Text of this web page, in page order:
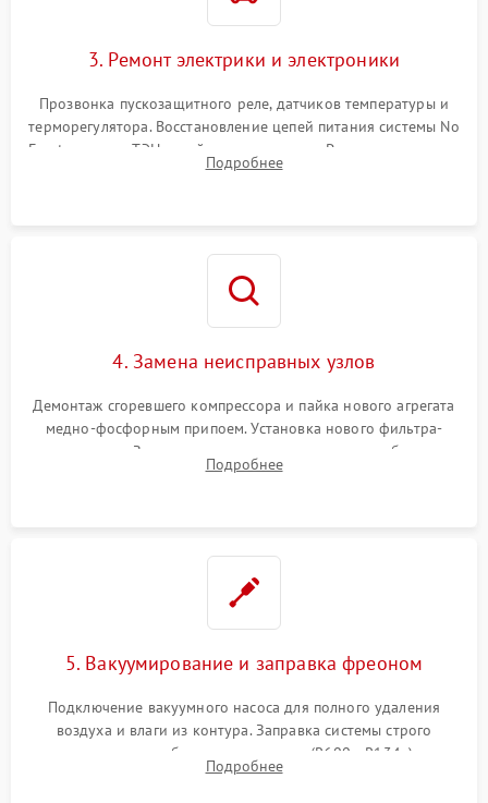
3. Ремонт электрики и электроники
Прозвонка пускозащитного реле, датчиков температуры и
терморегулятора. Восстановление цепей питания системы No
Frost, включая ТЭН оттайки и вентилятор. Ремонт или замена
платы управления при сбоях алгоритмов.
Подробнее
4. Замена неисправных узлов
Демонтаж сгоревшего компрессора и пайка нового агрегата
медно-фосфорным припоем. Установка нового фильтра-
осушителя. Замена изношенных вентиляторов обдува,
сломанных заслонок или поврежденных дверных петель.
Подробнее
5. Вакуумирование и заправка фреоном
Подключение вакуумного насоса для полного удаления
воздуха и влаги из контура. Заправка системы строго
дозированным объемом хладагента (R600a, R134a) по
электронным весам. Контроль рабочего давления в системе.
Подробнее